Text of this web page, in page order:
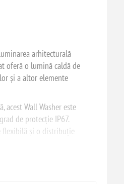
arhitecturală
oferă o lumină caldă de
și a altor elemente
Wall Washer este
de protecție IP67.
flexibilă și o distribuție
parcuri și alte zone publice,